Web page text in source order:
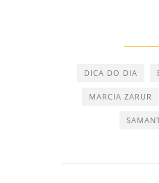
DICA DO DIA
MARCIA ZARUR